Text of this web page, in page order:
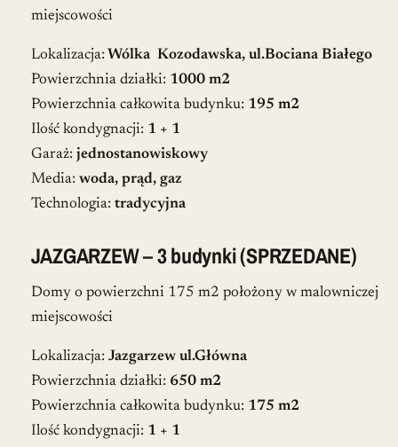
miejscowości
Lokalizacja: Wólka Kozodawska, ul.Bociana Białego
Powierzchnia działki: 1000 m2
Powierzchnia całkowita budynku: 195 m2
Ilość kondygnacji: 1 + 1
Garaż: jednostanowiskowy
Media: woda, prąd, gaz
Technologia: tradycyjna
JAZGARZEW – 3 budynki (SPRZEDANE)
Domy o powierzchni 175 m2 położony w malowniczej
miejscowości
Lokalizacja: Jazgarzew ul.Główna
Powierzchnia działki: 650 m2
Powierzchnia całkowita budynku: 175 m2
Ilość kondygnacji: 1 + 1